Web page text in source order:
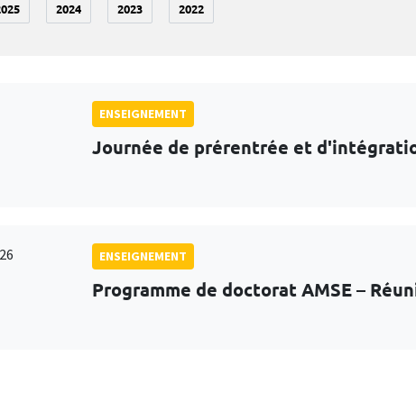
2024 2023 2022
ENSEIGNEMENT
Journée de prérentrée et
ENSEIGNEMENT
Programme de doctorat AMSE –